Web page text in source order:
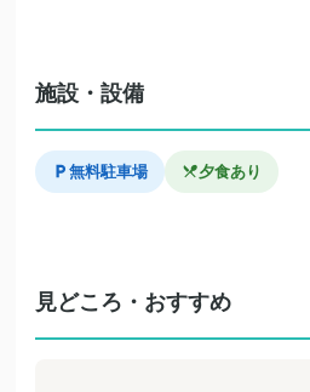
施設・設備
無料駐車場 夕食あり
見どころ・おすすめ